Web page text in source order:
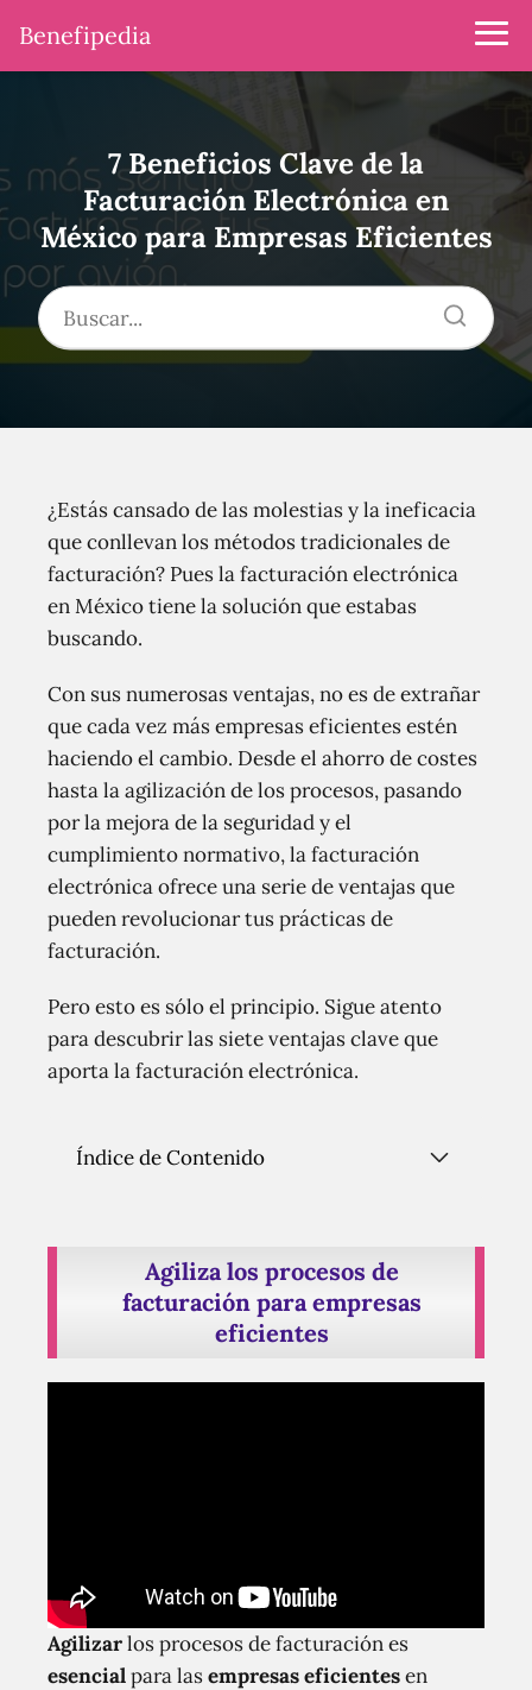
Benefipedia
7 Beneficios Clave de la
Facturación Electrónica en
México para Empresas Eficientes
¿Estás cansado de las molestias y la ineficacia
que conllevan los métodos tradicionales de
facturación? Pues la facturación electrónica
en México tiene la solución que estabas
buscando.
Con sus numerosas ventajas, no es de extrañar
que cada vez más empresas eficientes estén
haciendo el cambio. Desde el ahorro de costes
hasta la agilización de los procesos, pasando
por la mejora de la seguridad y el
cumplimiento normativo, la facturación
electrónica ofrece una serie de ventajas que
pueden revolucionar tus prácticas de
facturación.
Pero esto es sólo el principio. Sigue atento
para descubrir las siete ventajas clave que
aporta la facturación electrónica.
Índice de Contenido
Agiliza los procesos de
facturación para empresas
eficientes
Agilizarlos procesos de facturación es
esencialpara lasempresas eficientesen